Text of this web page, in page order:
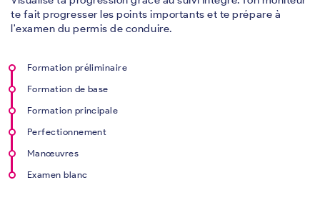
te fait progresser les points importants et te prépare à
l'examen du permis de conduire.
Formation préliminaire
Formation de base
Formation principale
Perfectionnement
Manœuvres
Examen blanc